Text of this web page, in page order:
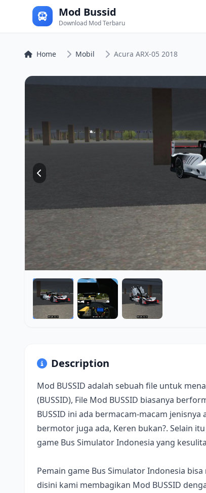
Mod Bussid
Download Mod Terbaru
Home Mobil Acura ARX-05 2018
Description
Mod BUSSID adalah sebuah file untuk
(BUSSID), File Mod BUSSID biasanya
BUSSID ini ada bermacam-macam
bermotor juga ada, Keren bukan?. Selain
game Bus Simulator Indonesia yang
Pemain game Bus Simulator Indonesia
disini kami membagikan Mod BUSSID